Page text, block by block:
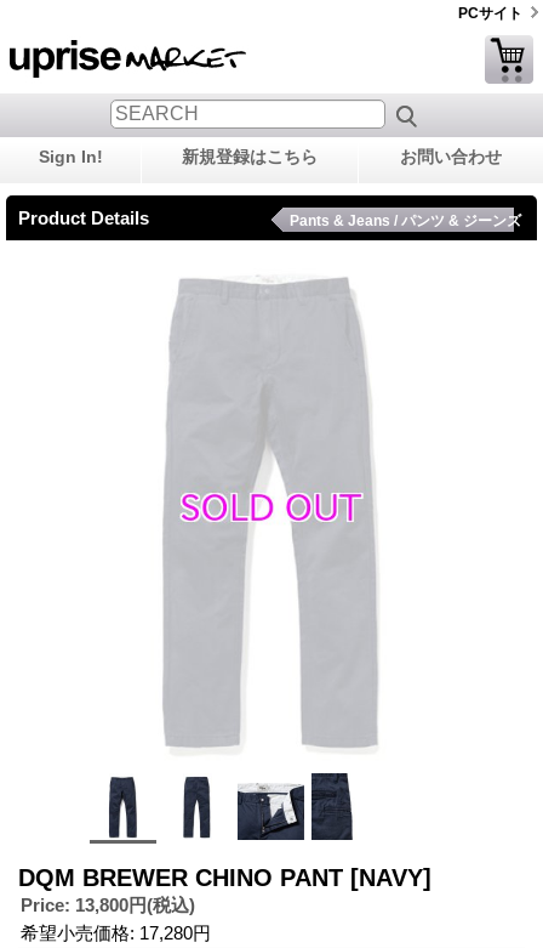
PCサイト
Sign In! 新規登録はこちら お問い合わせ
Product Details Pants & Jeans / パンツ & ジーンズ
DQM BREWER CHINO PANT [NAVY]
Price: 13,800円(税込)
希望小売価格: 17,280円